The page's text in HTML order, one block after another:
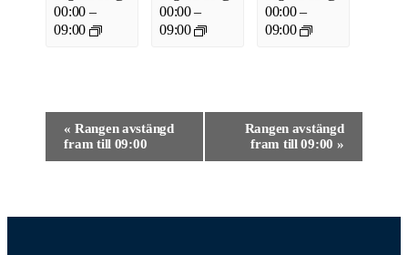
00:00 –
09:00
00:00–
09:00
00:00–
09:00
Evenemang-
navigering
« Rangen avstängd
fram till 09:00
Rangen avstängd
fram till 09:00 »